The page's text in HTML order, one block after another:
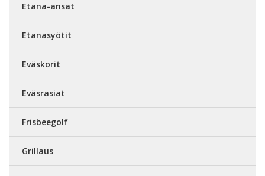
Etana-ansat
Etanasyötit
Eväskorit
Eväsrasiat
Frisbeegolf
Grillaus